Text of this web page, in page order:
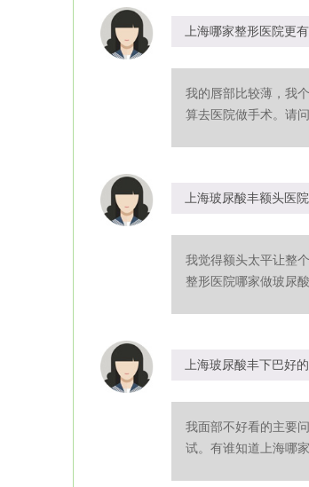
上海哪家整形医院更
我的唇部比较薄，我
算去医院做手术。请
上海玻尿酸丰额头医
我觉得额头太平让整
整形医院哪家做玻尿
上海玻尿酸丰下巴好
我面部不好看的主要
试。有谁知道上海哪